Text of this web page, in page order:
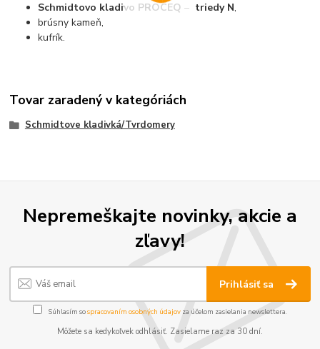
Schmidtovo kladivo PROCEQ – triedy N,
brúsny kameň,
kufrík.
Tovar zaradený v kategóriách
Schmidtove kladivká/Tvrdomery
Nepremeškajte novinky, akcie a
zľavy!
Prihlásiť sa
Súhlasím sospracovaním osobných údajov za účelom zasielania newslettera.
Môžete sa kedykoľvek odhlásiť. Zasielame raz za 30 dní.